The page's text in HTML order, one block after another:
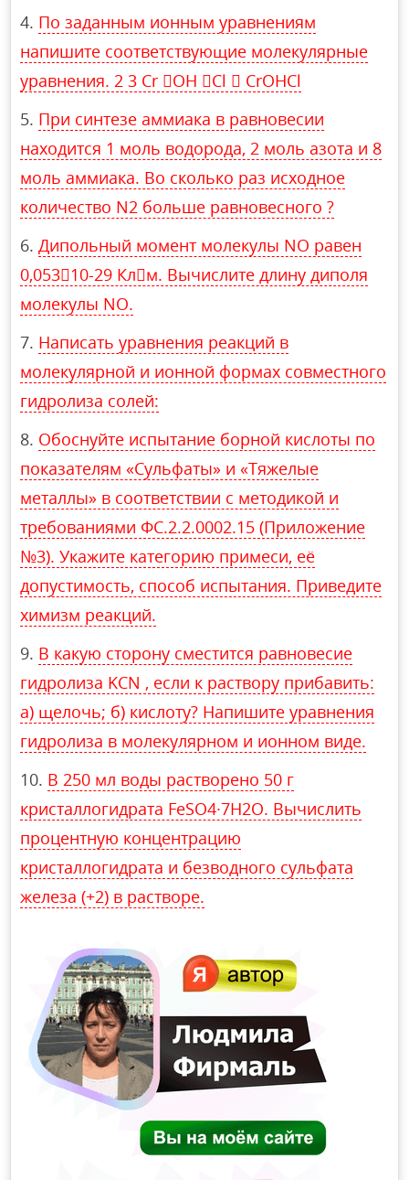
По заданным ионным уравнениям
напишите соответствующие молекулярные
уравнения. 2 3 Cr OH Cl  CrOHCl
При синтезе аммиака в равновесии
находится 1 моль водорода, 2 моль азота и 8
моль аммиака. Во сколько раз исходное
количество N2 больше равновесного ?
Дипольный момент молекулы NO равен
0,05310-29 Клм. Вычислите длину диполя
молекулы NO.
Написать уравнения реакций в
молекулярной и ионной формах совместного
гидролиза солей:
Обоснуйте испытание борной кислоты по
показателям «Сульфаты» и «Тяжелые
металлы» в соответствии с методикой и
требованиями ФС.2.2.0002.15 (Приложение
№3). Укажите категорию примеси, её
допустимость, способ испытания. Приведите
химизм реакций.
В какую сторону сместится равновесие
гидролиза KCN , если к раствору прибавить:
а) щелочь; б) кислоту? Напишите уравнения
гидролиза в молекулярном и ионном виде.
В 250 мл воды растворено 50 г
кристаллогидрата FeSO4∙7H2O. Вычислить
процентную концентрацию
кристаллогидрата и безводного сульфата
железа (+2) в растворе.